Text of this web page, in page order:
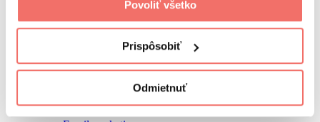
Povoliť všetko
Prispôsobiť
Odmietnuť
Marketingová stratégia
SEO
Social media marketing
Copywriting
Tvorba webových stránok